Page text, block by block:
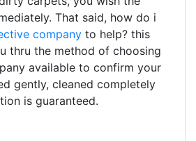
That said, how do i
company to help? this
thru the method of choosing
available to confirm your
gently, cleaned completely
is guaranteed.